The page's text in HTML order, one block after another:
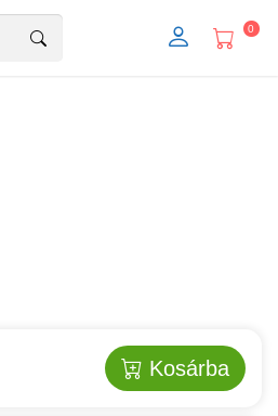
0
Kosárba